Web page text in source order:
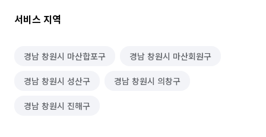
서비스 지역
경남 창원시 마산합포구 경남 창원시 마산회원구
경남 창원시 성산구 경남 창원시 의창구
경남 창원시 진해구